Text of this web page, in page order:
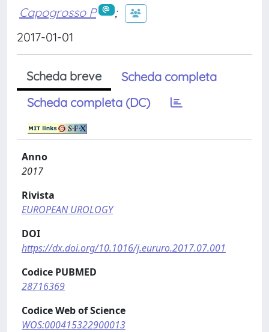
Capogrosso P
;
2017-01-01
Scheda breve
Scheda completa
Scheda completa (DC)
Anno
2017
Rivista
EUROPEAN UROLOGY
DOI
https://dx.doi.org/10.1016/j.eururo.2017.07.001
Codice PUBMED
28716369
Codice Web of Science
WOS:000415322900013